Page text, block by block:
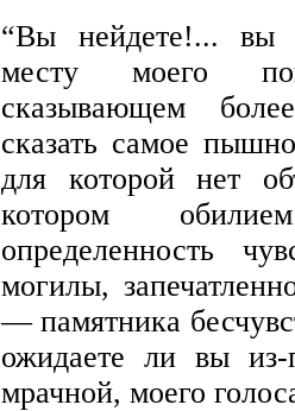
“Вы нейдете!... вы
месту моего
сказывающем
сказать самое
для которой нет
котором
определенность
могилы,
— памятника
ожидаете ли вы
мрачной, моего